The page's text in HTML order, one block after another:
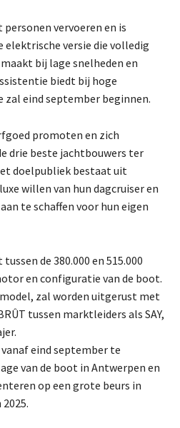
vervoeren en is
elektrische versie die volledig
bij lage snelheden en
biedt bij hoge
zal eind september beginnen.
promoten en zich
drie beste jachtbouwers ter
doelpubliek bestaat uit
willen van hun dagcruiser en
te schaffen voor hun eigen
de 380.000 en 515.000
en configuratie van de boot.
zal worden uitgerust met
tussen marktleiders als SAY,
eind september te
van de boot in Antwerpen en
op een grote beurs in